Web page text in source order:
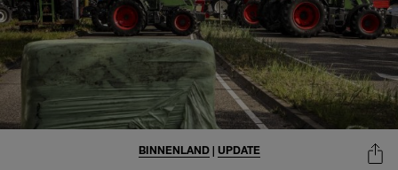
BINNENLAND| UPDATE